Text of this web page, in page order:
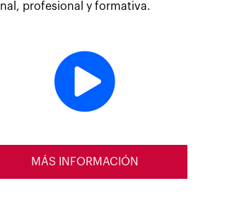
profesional y formativa.
MÁS INFORMACIÓN